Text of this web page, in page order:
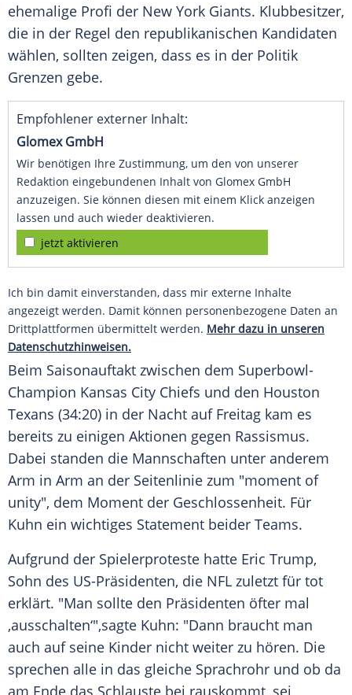
ehemalige Profi der New York Giants. Klubbesitzer,
die in der Regel den republikanischen Kandidaten
wählen, sollten zeigen, dass es in der Politik
Grenzen gebe.
Empfohlener externer Inhalt:
Glomex GmbH
Wir benötigen Ihre Zustimmung, um den von unserer
Redaktion eingebundenen Inhalt von Glomex GmbH
anzuzeigen. Sie können diesen mit einem Klick anzeigen
lassen und auch wieder deaktivieren.
jetzt aktivieren
Ich bin damit einverstanden, dass mir externe Inhalte
angezeigt werden. Damit können personenbezogene Daten an
Drittplattformen übermittelt werden. Mehr dazu in unseren
Datenschutzhinweisen.
Beim Saisonauftakt zwischen dem Superbowl-
Champion Kansas City Chiefs und den Houston
Texans (34:20) in der Nacht auf Freitag kam es
bereits zu einigen Aktionen gegen Rassismus.
Dabei standen die Mannschaften unter anderem
Arm in Arm an der Seitenlinie zum "moment of
unity", dem Moment der Geschlossenheit. Für
Kuhn ein wichtiges Statement beider Teams.
Aufgrund der Spielerproteste hatte Eric Trump,
Sohn des US-Präsidenten, die NFL zuletzt für tot
erklärt. "Man sollte den Präsidenten öfter mal
‚ausschalten‘",sagte Kuhn: "Dann braucht man
auch auf seine Kinder nicht weiter zu hören. Die
sprechen alle in das gleiche Sprachrohr und ob da